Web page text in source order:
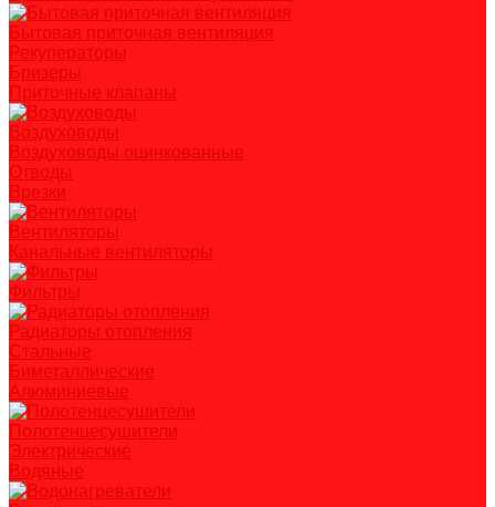
Бытовая приточная вентиляция
Рекуператоры
Бризеры
Приточные клапаны
Воздуховоды
Воздуховоды оцинкованные
Отводы
Врезки
Вентиляторы
Канальные вентиляторы
Фильтры
Радиаторы отопления
Стальные
Биметаллические
Алюминиевые
Полотенцесушители
Электрические
Водяные